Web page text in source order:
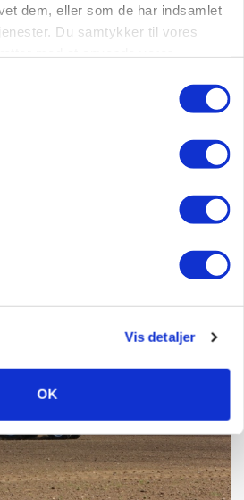
dem, eller som de har indsamlet
Du samtykker til vores
Vis detaljer
OK
kan åbne nyt